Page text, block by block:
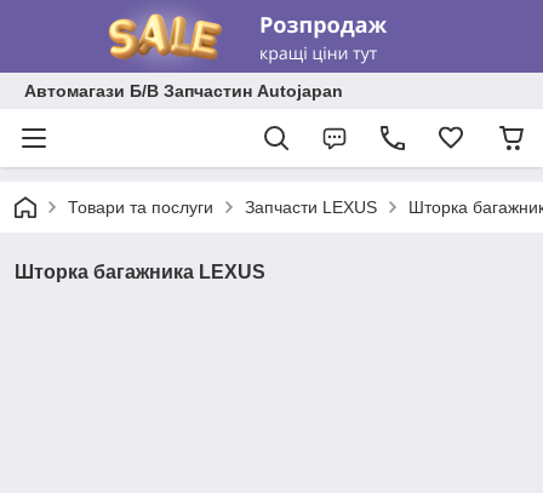
Автомагази Б/В Запчастин Autojapan
Товари та послуги Запчасти LEXUS Шторка
Шторка багажника LEXUS